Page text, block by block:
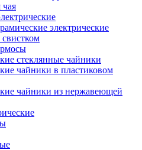
электрические
стеклянные чайники
чайники в пластиковом
чайники из нержавеющей